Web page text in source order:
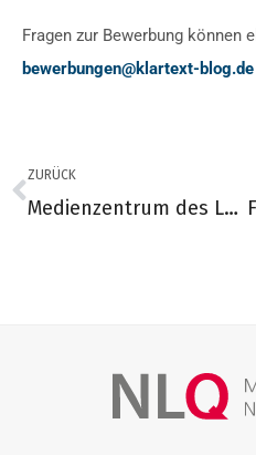
Fragen zur Bewerbung können
bewerbungen@klartext-blog.de
ZURÜCK
Medienzentrum des Landkreises Harburg ist digitales Vorzeigeprojekt